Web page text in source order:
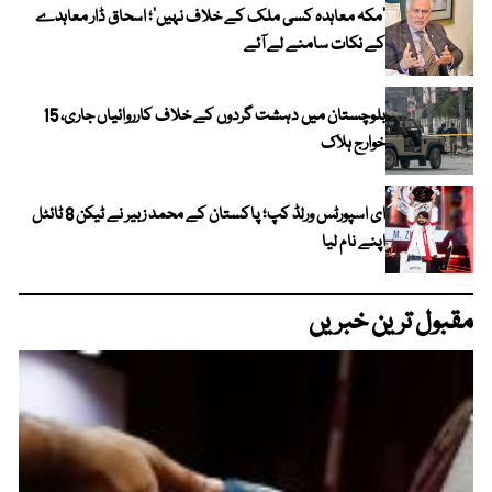
‘مکہ معاہدہ کسی ملک کے خلاف نہیں’؛ اسحاق ڈار معاہدے
کے نکات سامنے لے آئے
بلوچستان میں دہشت گردوں کے خلاف کارروائیاں جاری، 15
خوارج ہلاک
ای اسپورٹس ورلڈ کپ؛ پاکستان کے محمد زبیر نے ٹیکن 8 ٹائٹل
اپنے نام لیا
مقبول ترین خبریں